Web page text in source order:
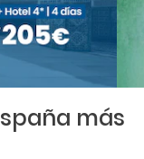
más